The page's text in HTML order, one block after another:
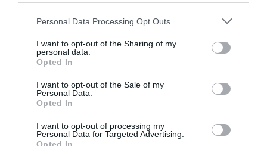
Please note that this website/app uses one or more Google
not limited to your visit or usage behaviour. You may click to
grant or deny consent to Google and its third-party tags to
use your data for below specified purposes in below Google
consent section.
Personal Data Processing Opt Outs
I want to opt-out of the Sharing of my
personal data.
Opted In
I want to opt-out of the Sale of my
Personal Data.
Opted In
I want to opt-out of processing my
Personal Data for Targeted Advertising.
OLVASS TOVÁBB